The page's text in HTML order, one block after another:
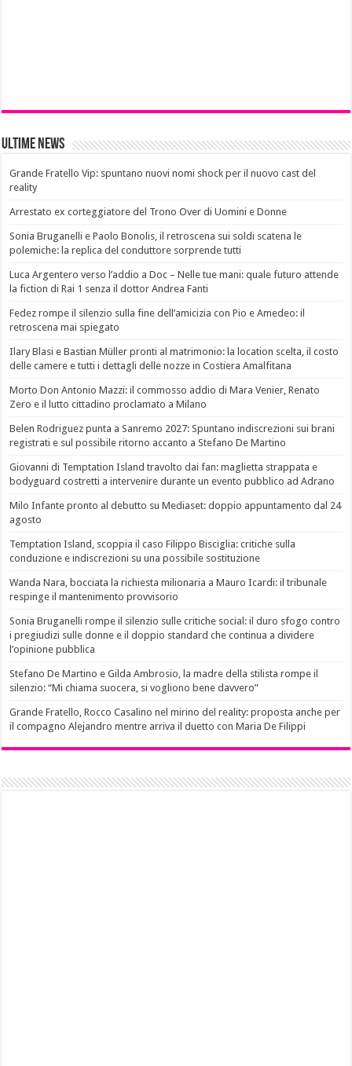
Ultime News
Grande Fratello Vip: spuntano nuovi nomi shock per il nuovo cast del
reality
Arrestato ex corteggiatore del Trono Over di Uomini e Donne
Sonia Bruganelli e Paolo Bonolis, il retroscena sui soldi scatena le
polemiche: la replica del conduttore sorprende tutti
Luca Argentero verso l’addio a Doc – Nelle tue mani: quale futuro attende
la fiction di Rai 1 senza il dottor Andrea Fanti
Fedez rompe il silenzio sulla fine dell’amicizia con Pio e Amedeo: il
retroscena mai spiegato
Ilary Blasi e Bastian Müller pronti al matrimonio: la location scelta, il costo
delle camere e tutti i dettagli delle nozze in Costiera Amalfitana
Morto Don Antonio Mazzi: il commosso addio di Mara Venier, Renato
Zero e il lutto cittadino proclamato a Milano
Belen Rodriguez punta a Sanremo 2027: Spuntano indiscrezioni sui brani
registrati e sul possibile ritorno accanto a Stefano De Martino
Giovanni di Temptation Island travolto dai fan: maglietta strappata e
bodyguard costretti a intervenire durante un evento pubblico ad Adrano
Milo Infante pronto al debutto su Mediaset: doppio appuntamento dal 24
agosto
Temptation Island, scoppia il caso Filippo Bisciglia: critiche sulla
conduzione e indiscrezioni su una possibile sostituzione
Wanda Nara, bocciata la richiesta milionaria a Mauro Icardi: il tribunale
respinge il mantenimento provvisorio
Sonia Bruganelli rompe il silenzio sulle critiche social: il duro sfogo contro
i pregiudizi sulle donne e il doppio standard che continua a dividere
l’opinione pubblica
Stefano De Martino e Gilda Ambrosio, la madre della stilista rompe il
silenzio: “Mi chiama suocera, si vogliono bene davvero”
Grande Fratello, Rocco Casalino nel mirino del reality: proposta anche per
il compagno Alejandro mentre arriva il duetto con Maria De Filippi